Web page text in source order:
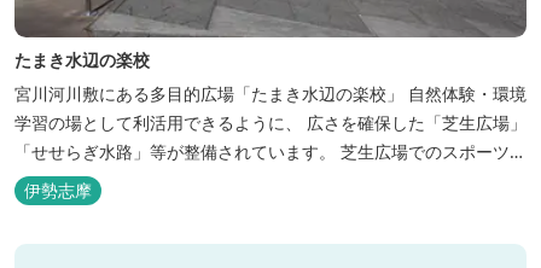
たまき水辺の楽校
宮川河川敷にある多目的広場「たまき水辺の楽校」 自然体験・環境
学習の場として利活用できるように、 広さを確保した「芝生広場」
「せせらぎ水路」等が整備されています。 芝生広場でのスポーツや
バーベキューはもちろん、 車での乗り入れも可能なため、オートキ
ャンプなどもお楽しみいただけます！ 火災防止のため、バーベキュ
ー･焚火等をする際は、 直火にならないように焚火台･コンロ等を
伊勢志摩